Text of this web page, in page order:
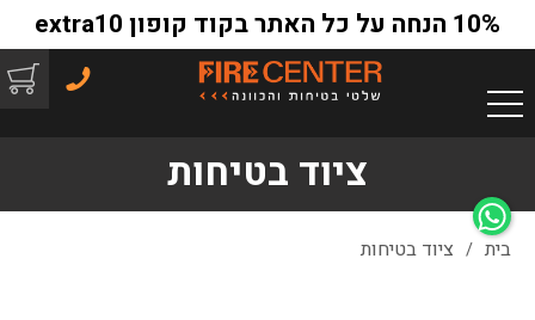
10% הנחה על כל האתר בקוד קופון extra10
ציוד בטיחות
בית / ציוד בטיחות